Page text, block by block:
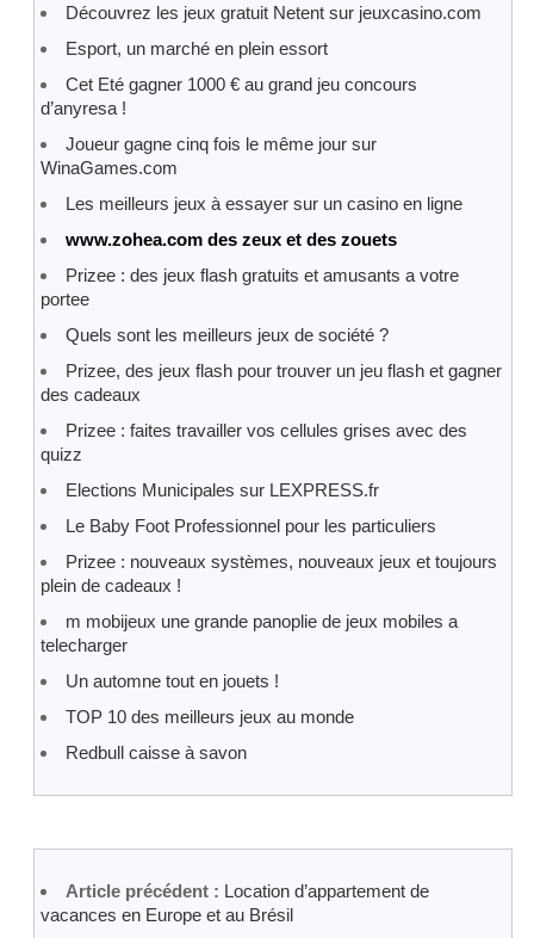
Découvrez les jeux gratuit Netent sur jeuxcasino.com
Esport, un marché en plein essort
Cet Eté gagner 1000 € au grand jeu concours
d’anyresa !
Joueur gagne cinq fois le même jour sur
WinaGames.com
Les meilleurs jeux à essayer sur un casino en ligne
www.zohea.com des zeux et des zouets
Prizee : des jeux flash gratuits et amusants a votre
portee
Quels sont les meilleurs jeux de société ?
Prizee, des jeux flash pour trouver un jeu flash et gagner
des cadeaux
Prizee : faites travailler vos cellules grises avec des
quizz
Elections Municipales sur LEXPRESS.fr
Le Baby Foot Professionnel pour les particuliers
Prizee : nouveaux systèmes, nouveaux jeux et toujours
plein de cadeaux !
m mobijeux une grande panoplie de jeux mobiles a
telecharger
Un automne tout en jouets !
TOP 10 des meilleurs jeux au monde
Redbull caisse à savon
Article précédent : Location d’appartement de
vacances en Europe et au Brésil